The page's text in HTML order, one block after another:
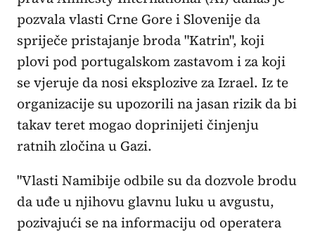
pozvala vlasti Crne Gore i Slovenije da
spriječe pristajanje broda "Katrin", koji
plovi pod portugalskom zastavom i za koji
se vjeruje da nosi eksplozive za Izrael. Iz te
organizacije su upozorili na jasan rizik da bi
takav teret mogao doprinijeti činjenju
ratnih zločina u Gazi.
"Vlasti Namibije odbile su da dozvole brodu
da uđe u njihovu glavnu luku u avgustu,
pozivajući se na informaciju od operatera